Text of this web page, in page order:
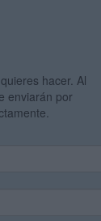
hacer. Al
enviarán por